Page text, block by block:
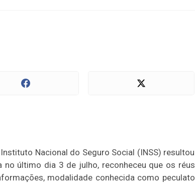
Nacional do Seguro Social (INSS) resultou
no último dia 3 de julho, reconheceu que os réus
modalidade conhecida como peculato